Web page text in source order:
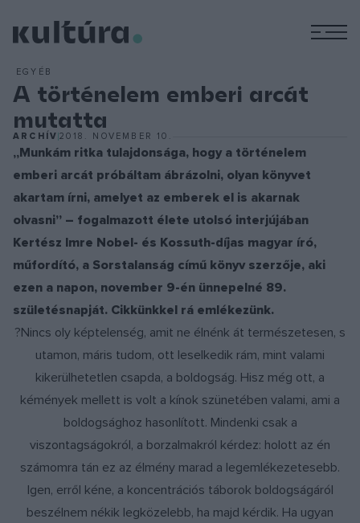
EGYÉB
A történelem emberi arcát
mutatta
ARCHÍV2018. NOVEMBER 10.
„Munkám ritka tulajdonsága, hogy a történelem
emberi arcát próbáltam ábrázolni, olyan könyvet
akartam írni, amelyet az emberek el is akarnak
olvasni” – fogalmazott élete utolsó interjújában
Kertész Imre Nobel- és Kossuth-díjas magyar író,
műfordító, a Sorstalanság című könyv szerzője, aki
ezen a napon, november 9-én ünnepelné 89.
születésnapját. Cikkünkkel rá emlékezünk.
?Nincs oly képtelenség, amit ne élnénk át természetesen, s
utamon, máris tudom, ott leselkedik rám, mint valami
kikerülhetetlen csapda, a boldogság. Hisz még ott, a
kémények mellett is volt a kínok szünetében valami, ami a
boldogsághoz hasonlított. Mindenki csak a
viszontagságokról, a borzalmakról kérdez: holott az én
számomra tán ez az élmény marad a legemlékezetesebb.
Igen, erről kéne, a koncentrációs táborok boldogságáról
beszélnem nékik legközelebb, ha majd kérdik. Ha ugyan